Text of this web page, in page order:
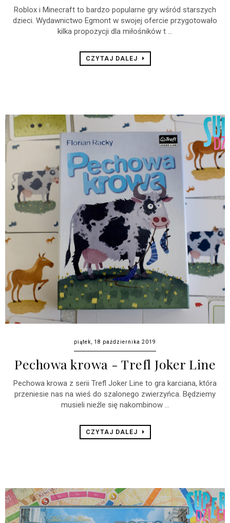
Roblox i Minecraft to bardzo popularne gry wśród starszych
dzieci. Wydawnictwo Egmont w swojej ofercie przygotowało
kilka propozycji dla miłośników t ...
CZYTAJ DALEJ
piątek, 18 października 2019
Pechowa krowa - Trefl Joker Line
Pechowa krowa z serii Trefl Joker Line to gra karciana, która
przeniesie nas na wieś do szalonego zwierzyńca. Będziemy
musieli nieźle się nakombinow ...
CZYTAJ DALEJ